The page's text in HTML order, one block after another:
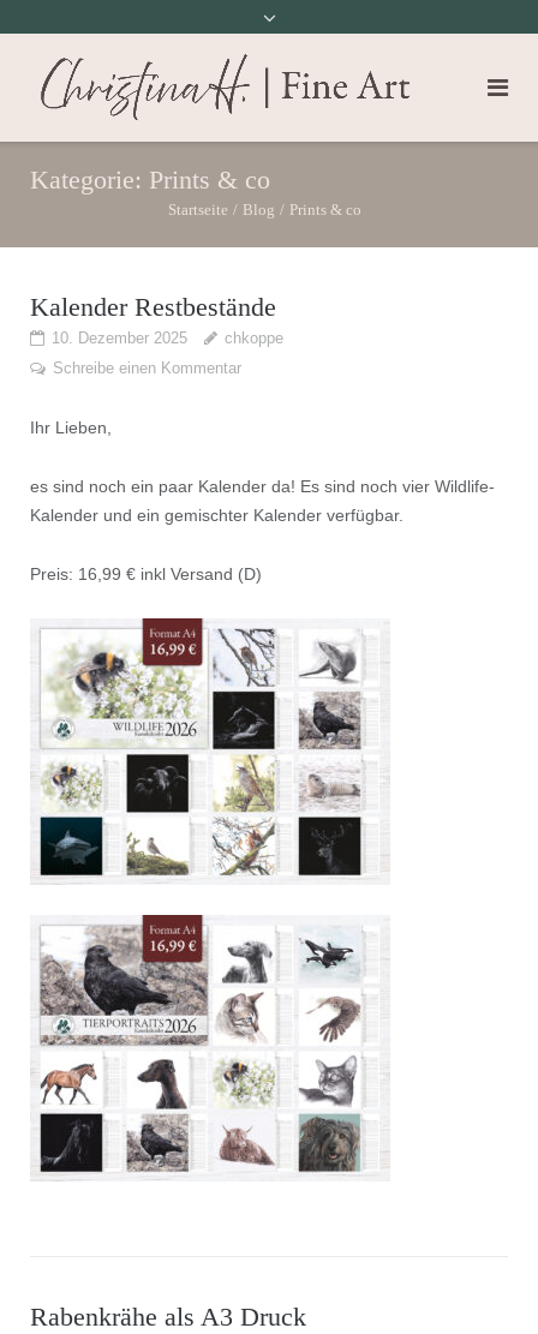
Kategorie: Prints & co
Startseite / Blog / Prints & co
Kalender Restbestände
10. Dezember 2025
chkoppe
Schreibe einen Kommentar
Ihr Lieben,
es sind noch ein paar Kalender da! Es sind noch vier Wildlife-
Kalender und ein gemischter Kalender verfügbar.
Preis: 16,99 € inkl Versand (D)
Rabenkrähe als A3 Druck